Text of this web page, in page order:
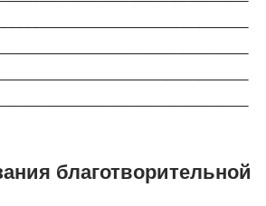
благотворительной